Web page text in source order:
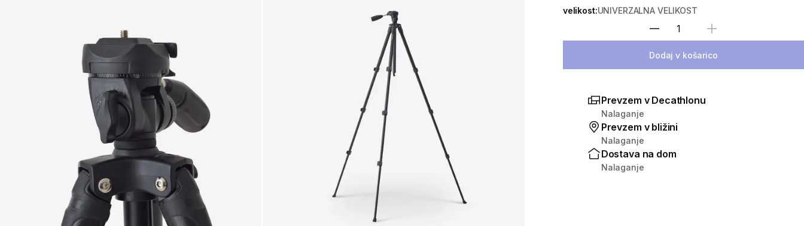
velikost:UNIVERZALNA VELIKOST
Izberite količino
Dodaj v košarico
Prevzem v Decathlonu
Nalaganje
Prevzem v bližini
Nalaganje
Dostava na dom
Nalaganje